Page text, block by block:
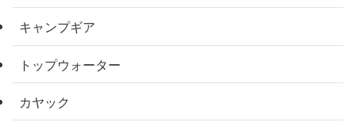
キャンプギア
トップウォーター
カヤック